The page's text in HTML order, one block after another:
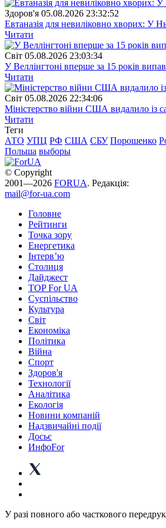
Здоров'я 05.08.2026 23:32:52
Евтаназія для невиліковно хворих: У
Читати
Свiт 05.08.2026 23:03:34
У Веллінгтоні вперше за 15 років випав
Читати
Свiт 05.08.2026 22:34:06
Міністерство війни США видалило із
Читати
Теги
АТО УПЦ РФ США СБУ Порошенко
Польша выборы
© Copyright
2001—2026 FORUA. Редакція:
mail@for-ua.com
Головне
Рейтинги
Точка зору
Енергетика
Інтерв’ю
Столиця
Дайджест
TOP For UA
Суспiльство
Культура
Світ
Економіка
Політика
Війна
Спорт
Здоров'я
Технології
Аналітика
Екологія
Новини компаній
Надзвичайні події
Досьє
ИнфоFor
У разі повного або часткового